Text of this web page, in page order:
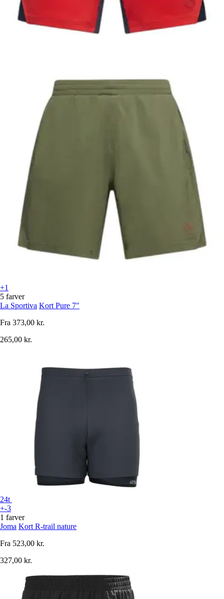
+1
5 farver
La Sportiva Kort Pure 7"
Fra 373,00 kr.
265,00 kr.
24t
+-3
1 farver
Joma Kort R-trail nature
Fra 523,00 kr.
327,00 kr.